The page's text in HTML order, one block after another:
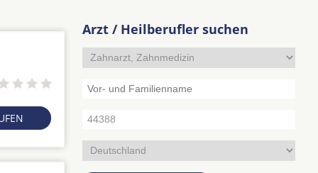
Arzt / Heilberufler suchen